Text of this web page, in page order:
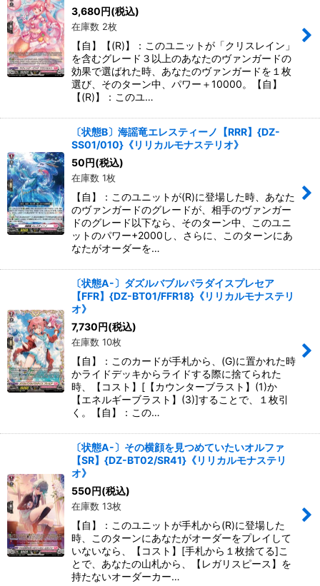
3,680円(税込)
在庫数 2枚
【自】【(R)】：このユニットが「クリスレイン」
を含むグレード３以上のあなたのヴァンガードの
効果で選ばれた時、あなたのヴァンガードを１枚
選び、そのターン中、パワー＋10000。【自】
【(R)】：このユ…
〔状態B〕海謡竜エレスティーノ【RRR】{DZ-
SS01/010}《リリカルモナステリオ》
50円(税込)
在庫数 1枚
【自】：このユニットが(R)に登場した時、あなた
のヴァンガードのグレードが、相手のヴァンガー
ドのグレード以下なら、そのターン中、このユニ
ットのパワー+2000し、さらに、このターンにあ
なたがオーダーを…
〔状態A-〕ダズルバブルパラダイスプレセア
【FFR】{DZ-BT01/FFR18}《リリカルモナステリ
オ》
7,730円(税込)
在庫数 10枚
【自】：このカードが手札から、(G)に置かれた時
かライドデッキからライドする際に捨てられた
時、【コスト】[【カウンターブラスト】(1)か
【エネルギーブラスト】(3)]することで、１枚引
く。【自】：この…
〔状態A-〕その横顔を見つめていたいオルファ
【SR】{DZ-BT02/SR41}《リリカルモナステリ
オ》
550円(税込)
在庫数 13枚
【自】：このユニットが手札から(R)に登場した
時、このターンにあなたがオーダーをプレイして
いないなら、【コスト】[手札から１枚捨てる]こ
とで、あなたの山札から、【レガリスピース】を
持たないオーダーカー…